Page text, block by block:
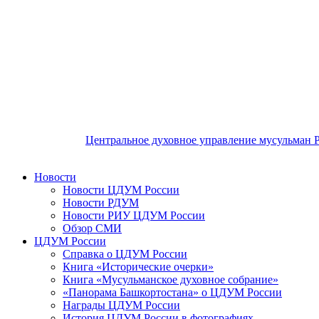
Центральное духовное управление мусульман
Новости
Новости ЦДУМ России
Новости РДУМ
Новости РИУ ЦДУМ России
Обзор СМИ
ЦДУМ России
Справка о ЦДУМ России
Книга «Исторические очерки»
Книга «Мусульманское духовное собрание»
«Панорама Башкортостана» о ЦДУМ России
Награды ЦДУМ России